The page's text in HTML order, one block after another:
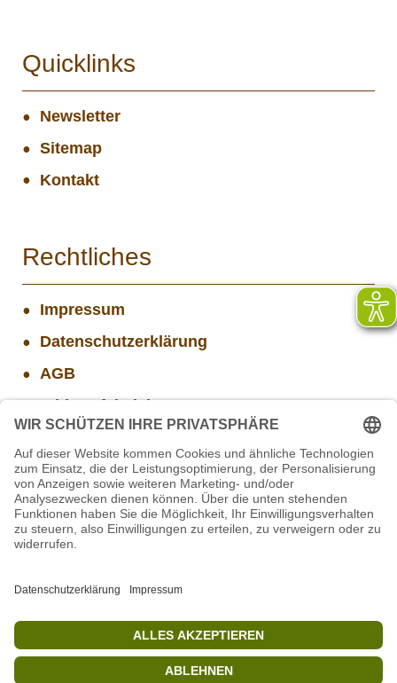
Quicklinks
Newsletter
Sitemap
Kontakt
Rechtliches
Impressum
Datenschutzerklärung
AGB
Widerrufsbelehrung
Aktuelle Stellenangebote
STIFTUNG für BÄREN - Stellvertretende
Projekt WORBIS Mitarbeiter*in (w/m/d) in Tierpflege
Projekt WORBIS Praktikum: Technik (ab Herbst)